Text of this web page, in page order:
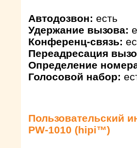
Автодозвон: есть
Удержание вызова:
Конференц-связь:
Переадресация
Определение
Голосовой набор:
Пользовательский
PW-1010 (hipi™)